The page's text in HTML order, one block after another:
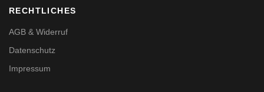
RECHTLICHES
AGB & Widerruf
Datenschutz
Impressum